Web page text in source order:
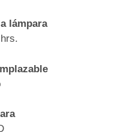
lámpara